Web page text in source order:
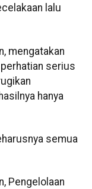
lalu
mengatakan
serius
hanya
semua
Pengelolaan